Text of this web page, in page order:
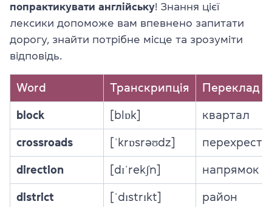
попрактикувати англійську! Знання цієї
лексики допоможе вам впевнено запитати
дорогу, знайти потрібне місце та зрозуміти
відповідь.
Word Транскрипція Переклад
block [blɒk] квартал
crossroads [ˈkrɒsrəʊdz] перехрестя
direction [dɪˈrekʃn] напрямок
district [ˈdɪstrɪkt] район